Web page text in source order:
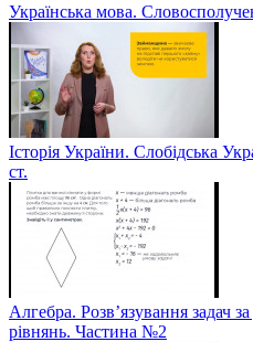
Українська мова.
Історія України. Слобідська
ст.
Алгебра. Розв’язування задач
рівнянь. Частина №2